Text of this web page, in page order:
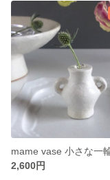
2,600円